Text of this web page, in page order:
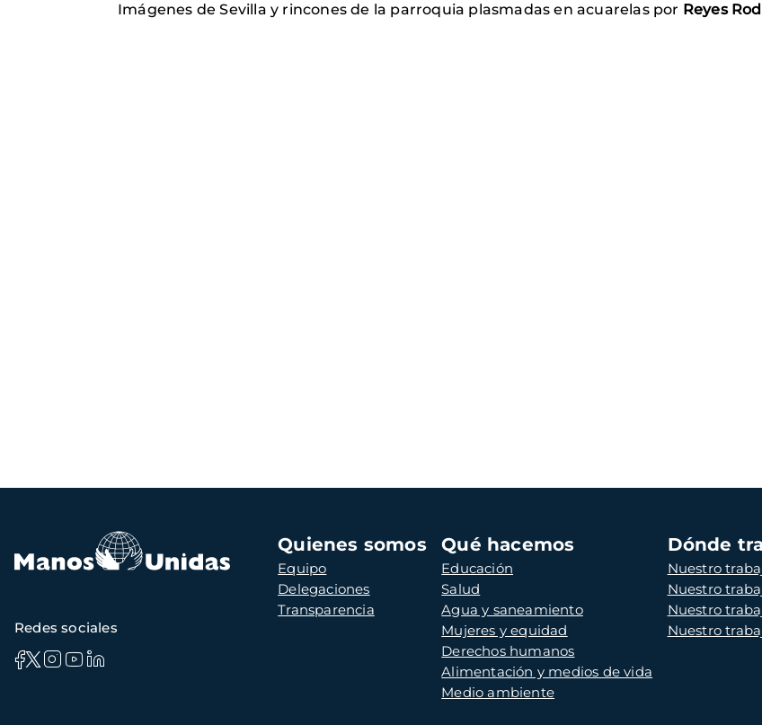
Imágenes de Sevilla y rincones de la parroquia plasmadas en acuarelas por Reyes
Navegación
principal
Quienes somos
Equipo
Delegaciones
Transparencia
Qué hacemos
Educación
Salud
Agua y saneamiento
Mujeres y equidad
Derechos humanos
Alimentación y medios de vida
Medio ambiente
Dónde
Nuestro
Nuestro
Nuestro
Nuestro
Redes sociales